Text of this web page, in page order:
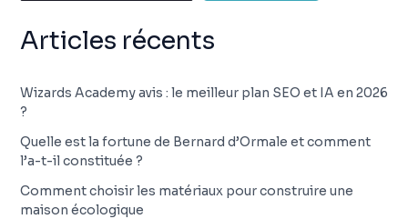
Articles récents
Wizards Academy avis : le meilleur plan SEO et IA en 2026
?
Quelle est la fortune de Bernard d’Ormale et comment
l’a-t-il constituée ?
Comment choisir les matériaux pour construire une
maison écologique